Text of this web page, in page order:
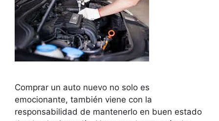
Comprar un auto nuevo no solo es
emocionante, también viene con la
responsabilidad de mantenerlo en buen estado